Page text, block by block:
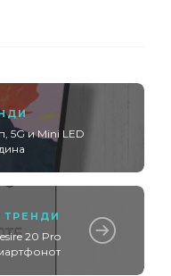
5G и Mini LED
ТРЕНДИ
20 Pro